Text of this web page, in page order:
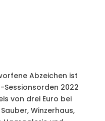
Abzeichen ist
Sessionsorden 2022
von drei Euro bei
Winzerhaus,